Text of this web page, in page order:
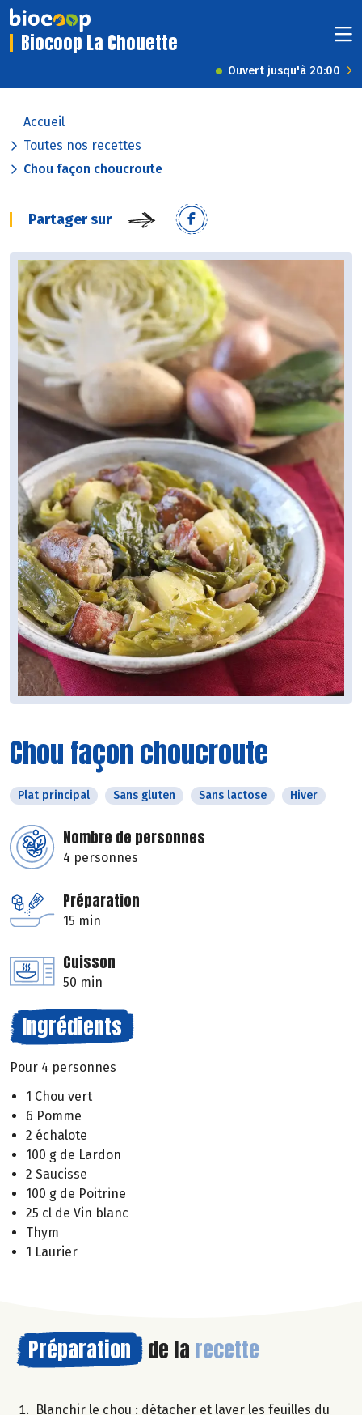
Biocoop La Chouette
Ouvert jusqu'à 20:00
Accueil
Toutes nos recettes
Chou façon choucroute
Partager sur
Chou façon choucroute
Plat principal Sans gluten Sans lactose Hiver
Nombre de personnes
4 personnes
Préparation
15 min
Cuisson
50 min
Ingrédients
Pour 4 personnes
1 Chou vert
6 Pomme
2 échalote
100 g de Lardon
2 Saucisse
100 g de Poitrine
25 cl de Vin blanc
Thym
1 Laurier
Préparation de la recette
Blanchir le chou : détacher et laver les feuilles du